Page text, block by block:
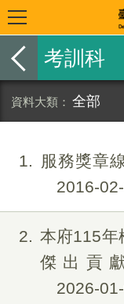
考訓科
全部
1
服務獎章
2016-
2
本府115年
傑出貢
2026-